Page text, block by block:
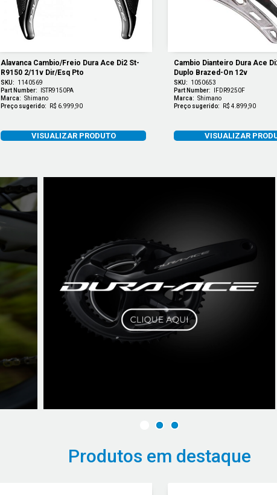
Alavanca Cambio/freio Dura Ace Di2 St-
R9150 2/11v Dir/esq Pto
SKU:
1140569
Part Number:
ISTR9150PA
Marca: Shimano
Preço sugerido:
R$ 6.999,90
Cambio Dianteiro Dura Ace
Duplo Brazed-On 12v
SKU:
1050653
Part Number:
IFDR9250F
Marca: Shimano
Preço sugerido:
R$ 4.899,90
Produtos em destaque